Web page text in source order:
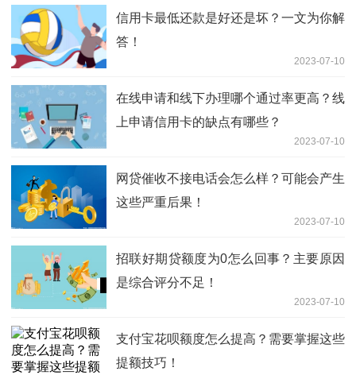
信用卡最低还款是好还是坏？一文为你解
答！
2023-07-10
在线申请和线下办理哪个通过率更高？线
上申请信用卡的缺点有哪些？
2023-07-10
网贷催收不接电话会怎么样？可能会产生
这些严重后果！
2023-07-10
招联好期贷额度为0怎么回事？主要原因
是综合评分不足！
2023-07-10
支付宝花呗额度怎么提高？需要掌握这些
提额技巧！